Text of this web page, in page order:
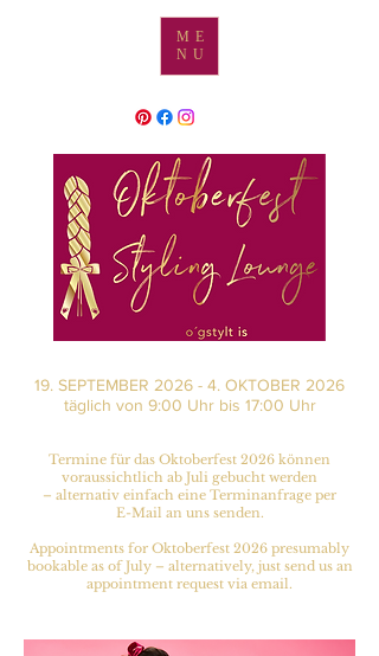
ME
NU
Termine für das Oktoberfest 2026 können
voraussichtlich ab Juli gebucht werden
– alternativ einfach eine Terminanfrage per
E-Mail an uns senden.
Appointments for Oktoberfest 2026 presumably
bookable as of July – alternatively, just send us an
appointment request via email.
19. SEPTEMBER 2026 - 4. OKTOBER 2026
täglich von 9:00 Uhr bis 17:00 Uhr